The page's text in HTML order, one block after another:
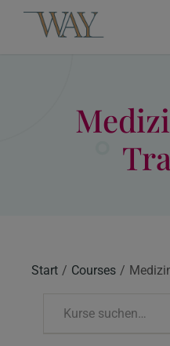
Start Courses